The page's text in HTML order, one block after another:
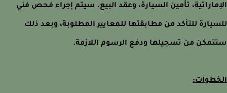
تأمين السيارة، وعقد البيع. سيتم إجراء فحص فني
للتأكد من مطابقتها للمعايير المطلوبة، وبعد ذلك
من تسجيلها ودفع الرسوم اللازمة.